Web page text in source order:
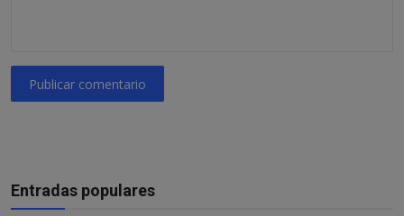
Publicar comentario
Entradas populares